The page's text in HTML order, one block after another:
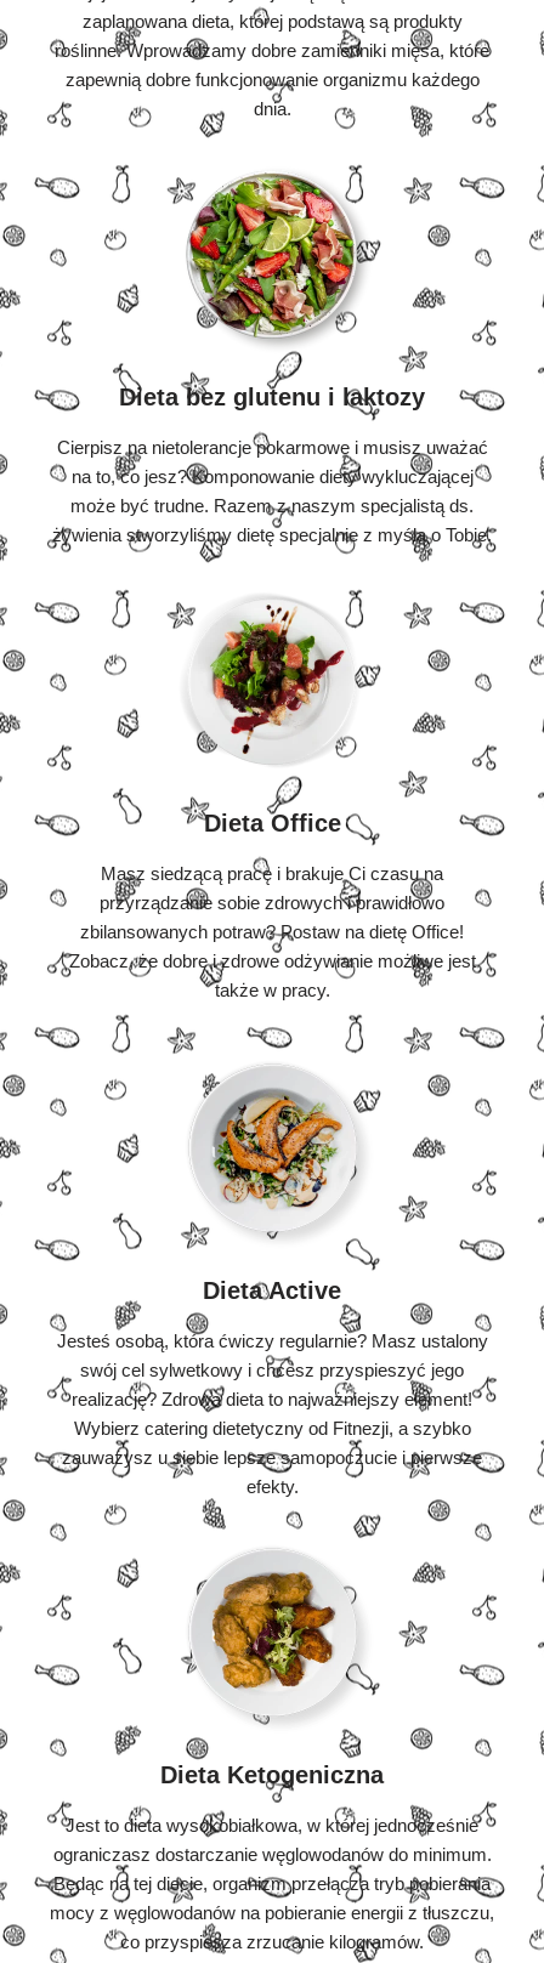
zaplanowana dieta, której podstawą są produkty
roślinne. Wprowadzamy dobre zamienniki mięsa, które
zapewnią dobre funkcjonowanie organizmu każdego
dnia.
Dieta bez glutenu i laktozy
Cierpisz na nietolerancje pokarmowe i musisz uważać
na to, co jesz? Komponowanie diety wykluczającej
może być trudne. Razem z naszym specjalistą ds.
żywienia stworzyliśmy dietę specjalnie z myślą o Tobie.
Dieta Office
Masz siedzącą pracę i brakuje Ci czasu na
przyrządzanie sobie zdrowych i prawidłowo
zbilansowanych potraw? Postaw na dietę Office!
Zobacz, że dobre i zdrowe odżywianie możliwe jest
także w pracy.
Dieta Active
Jesteś osobą, która ćwiczy regularnie? Masz ustalony
swój cel sylwetkowy i chcesz przyspieszyć jego
realizację? Zdrowa dieta to najważniejszy element!
Wybierz catering dietetyczny od Fitnezji, a szybko
zauważysz u siebie lepsze samopoczucie i pierwsze
efekty.
Dieta Ketogeniczna
Jest to dieta wysokobiałkowa, w której jednocześnie
ograniczasz dostarczanie węglowodanów do minimum.
Będąc na tej diecie, organizm przełącza tryb pobierania
mocy z węglowodanów na pobieranie energii z tłuszczu,
co przyspiesza zrzucanie kilogramów.